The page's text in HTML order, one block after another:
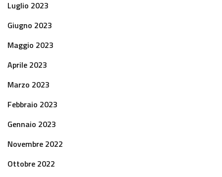
Luglio 2023
Giugno 2023
Maggio 2023
Aprile 2023
Marzo 2023
Febbraio 2023
Gennaio 2023
Novembre 2022
Ottobre 2022